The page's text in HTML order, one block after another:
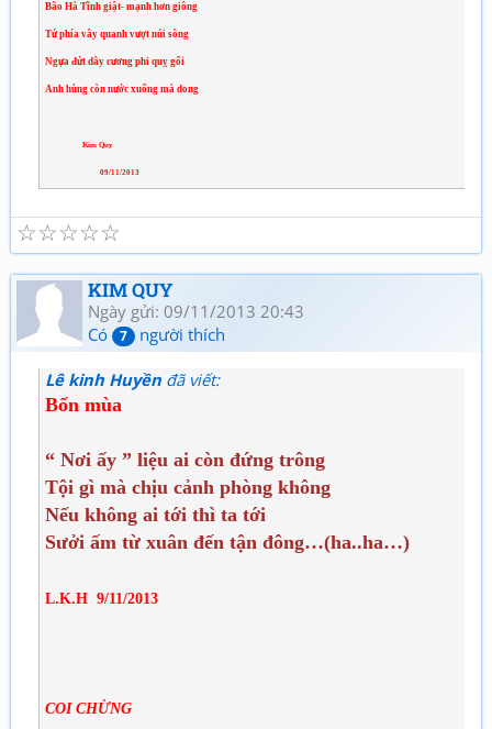
Bão Hà Tĩnh giật- mạnh hơn giông
Tứ phía vây quanh vượt núi sông
Ngựa đứt dây cương phi quỵ gối
Anh hùng còn nước xuống mà dong
Kim Quy
09/11/2013
☆
☆
☆
☆
☆
KIM QUY
Ngày gửi: 09/11/2013 20:43
Có
7 người thích
Lê kinh Huyền đã viết:
Bốn mùa
“ Nơi ấy ” liệu ai còn đứng trông
Tội gì mà chịu cảnh phòng không
Nếu không ai tới thì ta tới
S­ưởi ấm từ xuân đến tận đông…(ha..ha…)
L.K.H 9/11/2013
COI CHỪNG